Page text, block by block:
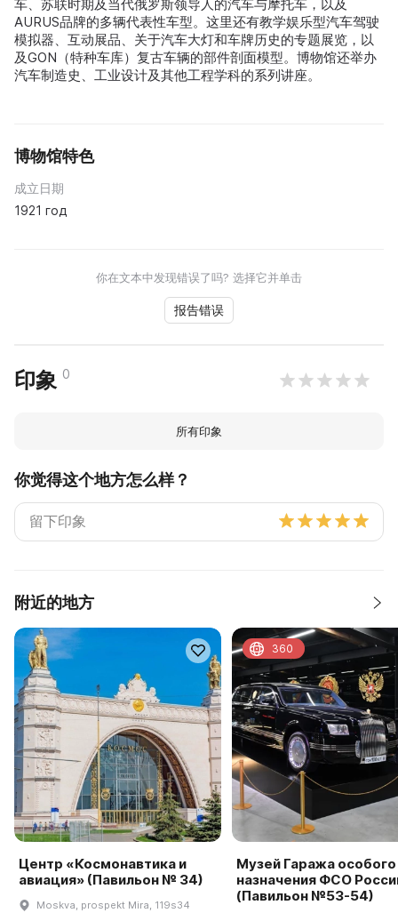
车、苏联时期及当代俄罗斯领导人的汽车与摩托车，以及
AURUS品牌的多辆代表性车型。这里还有教学娱乐型汽车驾驶
模拟器、互动展品、关于汽车大灯和车牌历史的专题展览，以
及GON（特种车库）复古车辆的部件剖面模型。博物馆还举办
汽车制造史、工业设计及其他工程学科的系列讲座。
博物馆特色
成立日期
1921 год
你在文本中发现错误了吗? 选择它并单击
报告错误
印象 0
所有印象
你觉得这个地方怎么样？
附近的地方
Центр «Космонавтика и
авиация» (Павильон № 34)
Moskva, prospekt Mira, 119s34
Музей Гаража особого
назначения ФСО
(Павильон №53-54)
360